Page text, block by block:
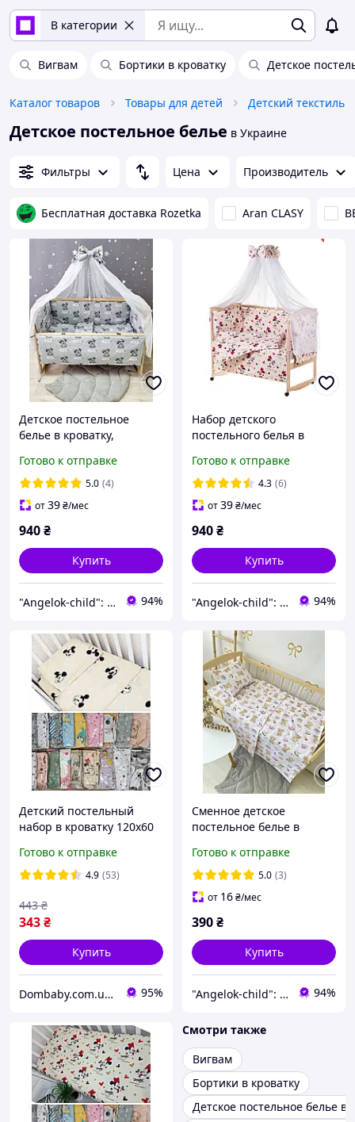
В категории
Вигвам Бортики в кроватку Детское
Каталог товаров Товары для детей Детский текстиль
Детское постельное белье в Украине
Фильтры Цена Производитель
Бесплатная доставка Rozetka Aran CLASY
Детское постельное
белье в кроватку,
белья в кровать из 9
предметов
Готово к отправке
5.0 (4)
от39₴/мес
940₴
Купить
"Angelok-child": Интернет-магазин детских товаров. Зимние комбинезоны. Зимние конверты в коляску 94%
Набор детского
постельного белья в
детское постельное
белье.
Готово к отправке
4.3 (6)
от39₴/мес
940₴
Купить
"Angelok-child": Интернет-магазин детских товаров. Зимние комбинезоны. Зимние конверты в коляску 94%
Детский постельный
набор в кроватку 120х60
Готово к отправке
4.9 (53)
343₴
443 ₴
Купить
Dombaby.com.ua - интернет магазин детских товаров 95%
Сменное детское
постельное белье в
постельного в кроватку
Angelok-Child
Готово к отправке
5.0 (3)
от 16₴/мес
390₴
Купить
"Angelok-child": Интернет-магазин детских товаров. Зимние комбинезоны. Зимние конверты в коляску 94%
Смотри также
Вигвам
Бортики в кроватку
Детское постельное белье в